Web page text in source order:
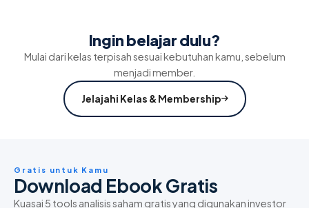
Ingin belajar dulu?
Mulai dari kelas terpisah sesuai kebutuhan kamu, sebelum
menjadi member.
Jelajahi Kelas & Membership
Gratis untuk Kamu
Download Ebook Gratis
Kuasai 5 tools analisis saham gratis yang digunakan investor